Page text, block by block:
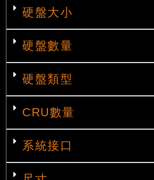
硬盤大小
硬盤數量
硬盤類型
CRU數量
系統接口